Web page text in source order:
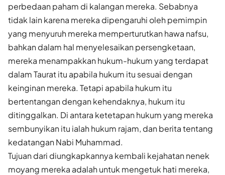
perbedaan paham di kalangan mereka. Sebabnya
tidak lain karena mereka dipengaruhi oleh pemimpin
yang menyuruh mereka memperturutkan hawa nafsu,
bahkan dalam hal menyelesaikan persengketaan,
mereka menampakkan hukum-hukum yang terdapat
dalam Taurat itu apabila hukum itu sesuai dengan
keinginan mereka. Tetapi apabila hukum itu
bertentangan dengan kehendaknya, hukum itu
ditinggalkan. Di antara ketetapan hukum yang mereka
sembunyikan itu ialah hukum rajam, dan berita tentang
kedatangan Nabi Muhammad.
Tujuan dari diungkapkannya kembali kejahatan nenek
moyang mereka adalah untuk mengetuk hati mereka,